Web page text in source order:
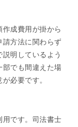
成費用が掛から
請方法に関わらず
明しているよう
部でも間違えた場
必要です。
です。司法書士